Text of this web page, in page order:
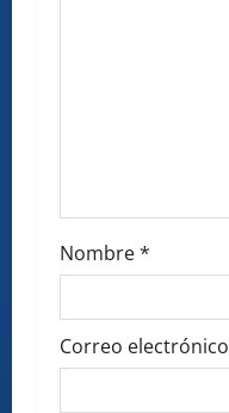
Nombre*
Correo electrónico